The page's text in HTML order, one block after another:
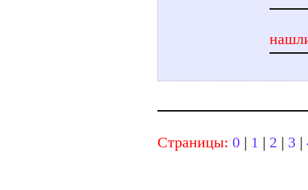
Страницы: 0 | 1 | 2 | 3 |